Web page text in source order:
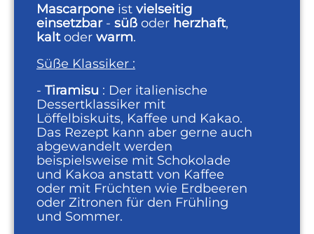
Mascarpone ist vielseitig
einsetzbar - süß oder herzhaft,
kaltoder warm.
Süße Klassiker :
- Tiramisu : Der italienische
Dessertklassiker mit
Löffelbiskuits, Kaffee und Kakao.
Das Rezept kann aber gerne auch
abgewandelt werden
beispielsweise mit Schokolade
und Kakoa anstatt von Kaffee
oder mit Früchten wie Erdbeeren
oder Zitronen für den Frühling
und Sommer.